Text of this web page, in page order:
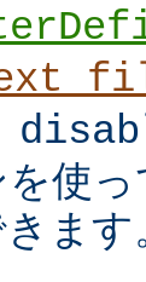
使
ます